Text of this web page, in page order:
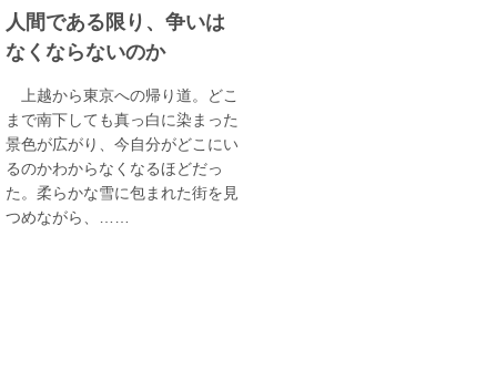
人間である限り、争いは
なくならないのか
上越から東京への帰り道。どこ
まで南下しても真っ白に染まった
景色が広がり、今自分がどこにい
るのかわからなくなるほどだっ
た。柔らかな雪に包まれた街を見
つめながら、……